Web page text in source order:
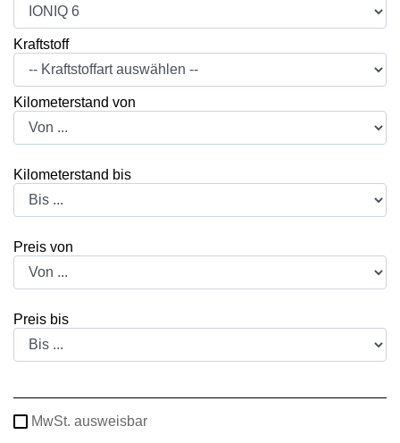
Kraftstoff
Kilometerstand von
Kilometerstand bis
Preis von
Preis bis
MwSt. ausweisbar